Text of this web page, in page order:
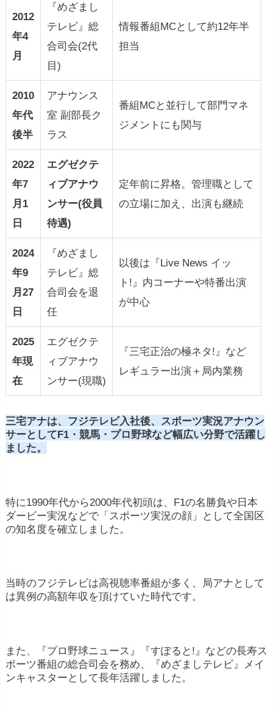
2012
年4
月
『めざまし
テレビ』総
合司会(2代
目)
情報番組MCとして約12年半
担当
2010
年代
後半
アナウンス
室 副部長ク
ラス
番組MCと並行して部門マネ
ジメントにも関与
2022
年7
月1
日
エグゼクテ
ィブアナウ
ンサー(役員
待遇)
定年前に昇格。管理職として
の立場に加え、出演も継続
2024
年9
月27
日
『めざまし
テレビ』総
合司会を退
任
以後は『Live News イッ
ト!』内コーナーや特番出演
が中心
2025
年現
在
エグゼクテ
ィブアナウ
ンサー(現職)
『三宅正治の極ネタ!』など
レギュラー出演＋局内業務
三宅アナは、フジテレビ入社後、スポーツ実況アナウン
サーとしてF1・競馬・プロ野球など幅広い分野で活躍し
ました。
特に1990年代から2000年代初頭は、F1の名勝負や日本
ダービー実況などで「スポーツ実況の顔」として全国区
の知名度を確立しました。
当時のフジテレビは高視聴率番組が多く、局アナとして
は異例の高額年収を頂けていた時代です。
また、『プロ野球ニュース』『すぽると!』などの長寿ス
ポーツ番組の総合司会を務め、『めざましテレビ』メイ
ンキャスターとして長年活躍しました。